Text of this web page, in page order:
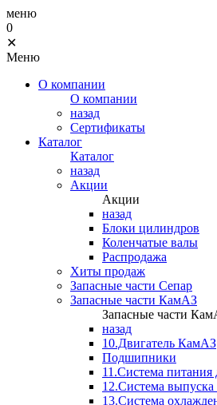
меню
0
✕
Меню
О компании
О компании
назад
Сертификаты
Каталог
Каталог
назад
Акции
Акции
назад
Блоки цилиндров
Коленчатые валы
Распродажа
Хиты продаж
Запасные части Сепар
Запасные части КамАЗ
Запасные части
назад
10.Двигатель КамАЗ
Подшипники
11.Система
12.Система
13.Система